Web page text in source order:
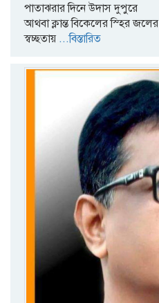
পাতাঝরার দিনে উদাস দুপুরে
আথবা ক্লান্ত বিকেলের স্হির জলের
স্বচ্ছতায়...বিস্তারিত